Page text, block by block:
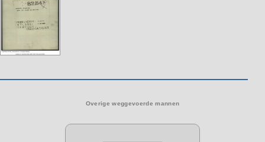
Overige weggevoerde mannen